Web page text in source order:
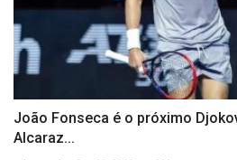
João Fonseca é o próximo
Alcaraz...